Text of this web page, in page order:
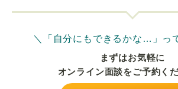
＼「自分にもできるかな…」っ
まずはお気軽に
オンライン面談をご予約く